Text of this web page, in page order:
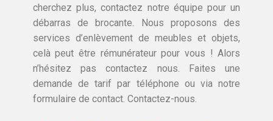
cherchez plus, contactez notre équipe pour un
débarras de brocante. Nous proposons des
services d’enlèvement de meubles et objets,
celà peut être rémunérateur pour vous ! Alors
n’hésitez pas contactez nous. Faites une
demande de tarif par téléphone ou via notre
formulaire de contact. Contactez-nous.